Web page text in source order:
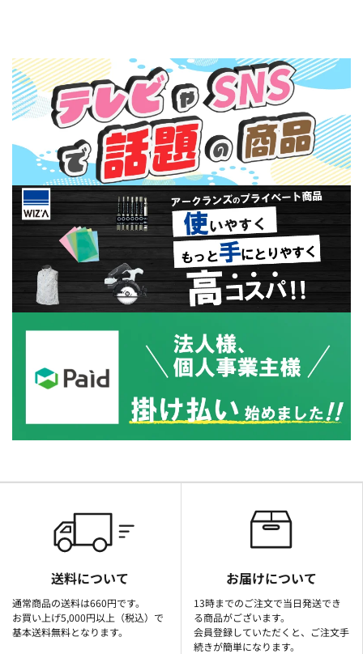
送料について
通常商品の送料は660円です。
お買い上げ5,000円以上（税込）で
基本送料無料となります。
お届けについて
13時までのご注文で当日発送でき
る商品がございます。
会員登録していただくと、ご注文手
続きが簡単になります。